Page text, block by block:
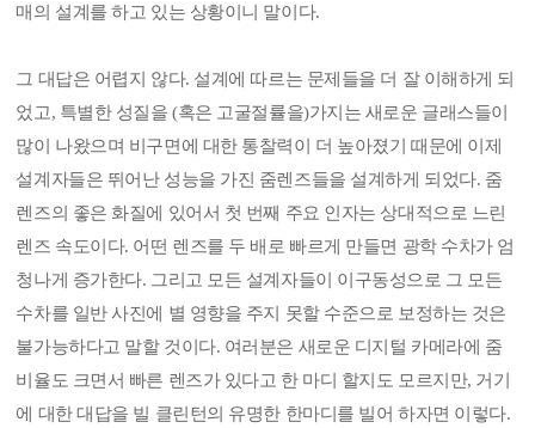
매의 설계를 하고 있는 상황이니 말이다.
그 대답은 어렵지 않다. 설계에 따르는 문제들을 더 잘 이해하게 되
었고, 특별한 성질을 (혹은 고굴절률을)가지는 새로운 글래스들이
많이 나왔으며 비구면에 대한 통찰력이 더 높아졌기 때문에 이제
설계자들은 뛰어난 성능을 가진 줌렌즈들을 설계하게 되었다. 줌
렌즈의 좋은 화질에 있어서 첫 번째 주요 인자는 상대적으로 느린
렌즈 속도이다. 어떤 렌즈를 두 배로 빠르게 만들면 광학 수차가 엄
청나게 증가한다. 그리고 모든 설계자들이 이구동성으로 그 모든
수차를 일반 사진에 별 영향을 주지 못할 수준으로 보정하는 것은
불가능하다고 말할 것이다. 여러분은 새로운 디지털 카메라에 줌
비율도 크면서 빠른 렌즈가 있다고 한 마디 할지도 모르지만, 거기
에 대한 대답을 빌 클린턴의 유명한 한마디를 빌어 하자면 이렇다.